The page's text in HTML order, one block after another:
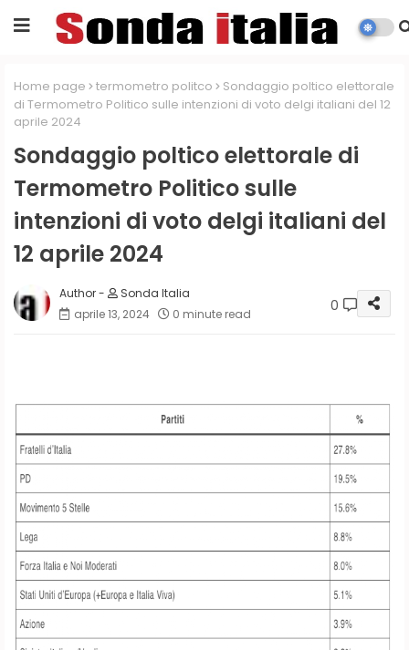
Home page termometro politco
Sondaggio poltico elettorale
di Termometro Politico sulle intenzioni di voto delgi italiani del 12
aprile 2024
Sondaggio poltico elettorale di
Termometro Politico sulle
intenzioni di voto delgi italiani del
12 aprile 2024
Sonda Italia
aprile 13, 2024
0 minute read 0